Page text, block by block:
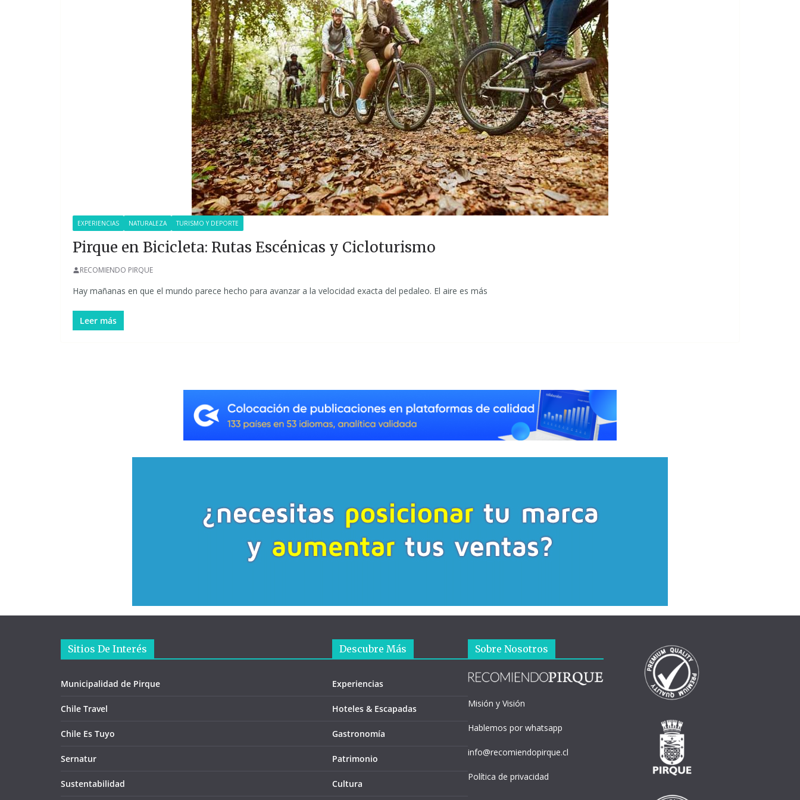
EXPERIENCIAS NATURALEZA TURISMO Y DEPORTE
Pirque en Bicicleta: Rutas Escénicas y Cicloturismo
RECOMIENDO PIRQUE
Hay mañanas en que el mundo parece hecho para avanzar a la velocidad exacta del pedaleo. El aire es más
Leer más
Sitios De Interés
Municipalidad de Pirque
Chile Travel
Chile Es Tuyo
Sernatur
Sustentabilidad
Descubre Más
Experiencias
Hoteles & Escapadas
Gastronomía
Patrimonio
Cultura
Sobre Nosotros
Misión y Visión
Hablemos por whatsapp
info@recomiendopirque.cl
Política de privacidad